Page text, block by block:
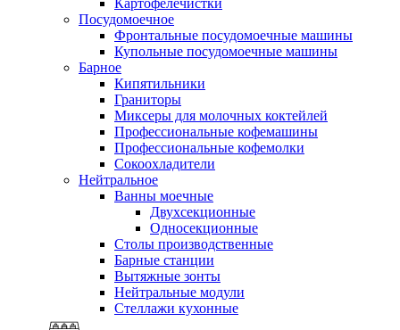
Посудомоечное
Фронтальные посудомоечные машины
Купольные посудомоечные машины
Барное
Кипятильники
Граниторы
Миксеры для молочных коктейлей
Профессиональные кофемашины
Профессиональные кофемолки
Сокоохладители
Нейтральное
Ванны моечные
Двухсекционные
Односекционные
Столы производственные
Барные станции
Вытяжные зонты
Нейтральные модули
Стеллажи кухонные